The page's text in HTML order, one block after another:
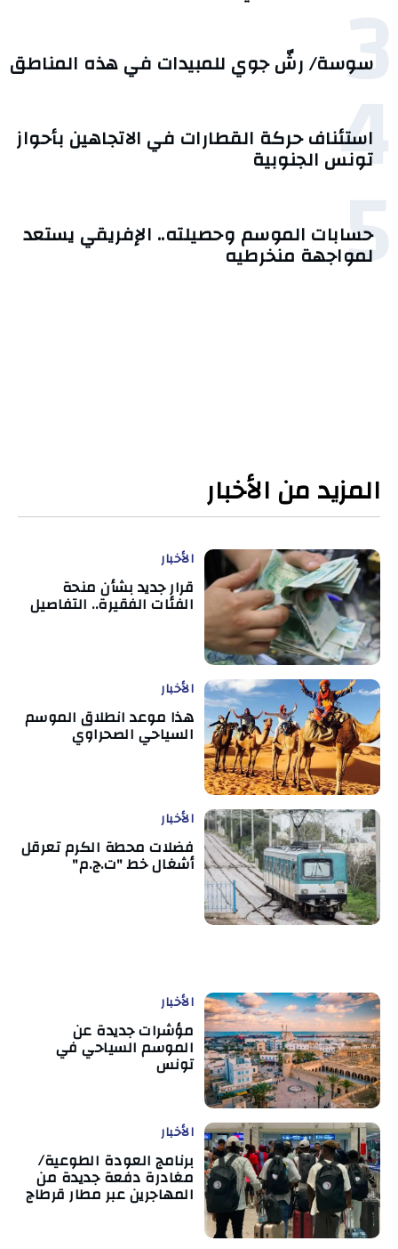
3
سوسة/ رشّ جوي للمبيدات في هذه المناطق
4
استئناف حركة القطارات في الاتجاهين بأحواز
تونس الجنوبية
5
حسابات الموسم وحصيلته.. الإفريقي يستعد
لمواجهة منخرطيه
المزيد من الأخبار
الأخبار
قرار جديد بشأن منحة
الفئات الفقيرة.. التفاصيل
الأخبار
هذا موعد انطلاق الموسم
السياحي الصحراوي
الأخبار
فضلات محطة الكرم تعرقل
أشغال خط "ت.ج.م"
الأخبار
مؤشرات جديدة عن
الموسم السياحي في
تونس
الأخبار
برنامج العودة الطوعية/
مغادرة دفعة جديدة من
المهاجرين عبر مطار قرطاج